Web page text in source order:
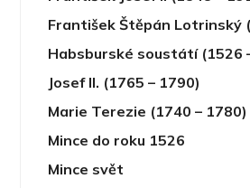
František Štěpán Lotrinský
Habsburské soustátí (1526
Josef II. (1765 – 1790)
Marie Terezie (1740 – 1780)
Mince do roku 1526
Mince svět